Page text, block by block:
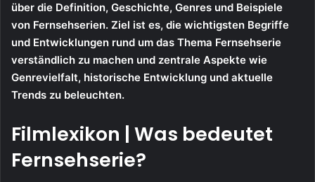
über die Definition, Geschichte, Genres und Beispiele
von Fernsehserien. Ziel ist es, die wichtigsten Begriffe
und Entwicklungen rund um das Thema Fernsehserie
verständlich zu machen und zentrale Aspekte wie
Genrevielfalt, historische Entwicklung und aktuelle
Trends zu beleuchten.
Filmlexikon | Was bedeutet
Fernsehserie?